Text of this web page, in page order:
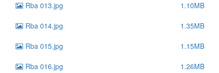
Rba 013.jpg 1.10MB
Rba 014.jpg 1.35MB
Rba 015.jpg 1.15MB
Rba 016.jpg 1.26MB